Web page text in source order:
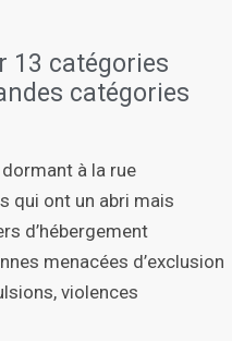
13 catégories
catégories
à la rue
qui ont un abri mais
d’hébergement
menacées d’exclusion
violences